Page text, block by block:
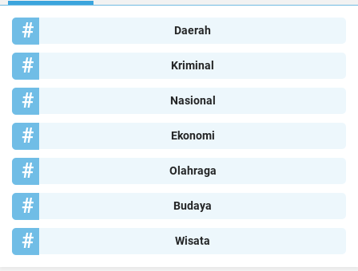
Daerah
Kriminal
Nasional
Ekonomi
Olahraga
Budaya
Wisata